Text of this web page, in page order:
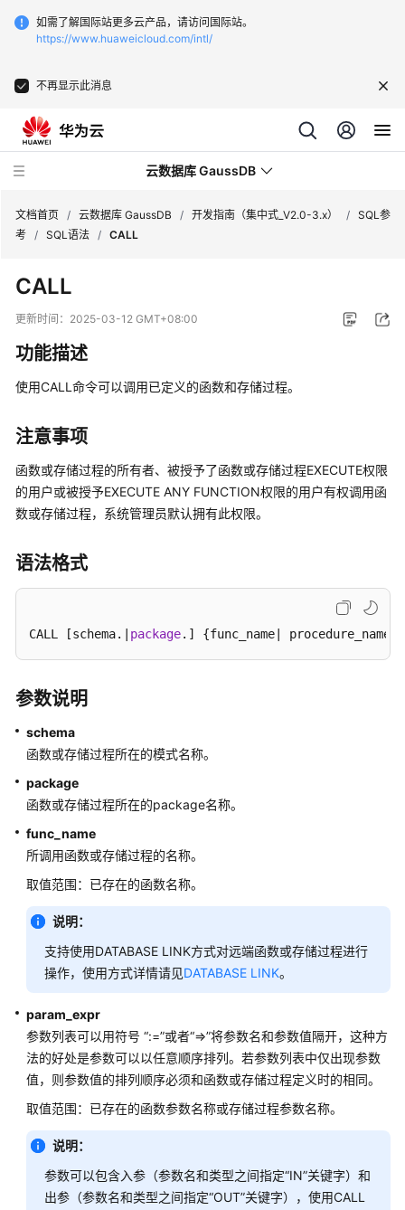
如需了解国际站更多云产品，请访问国际站。
https://www.huaweicloud.com/intl/
不再显示此消息
云数据库 GaussDB
新
动
务
告
产
品
介
计
明
速
门
用
户
南
开
指
开
指
南
（分
布
式
10.x）
开
发
文档首页 / 云数据库 GaussDB / 开发指南（集中式_V2.0-3.x） / SQL参
考 / SQL语法 / CALL
CALL
更新时间： 2025-03-12 GMT+08:00
功能描述
使用CALL命令可以调用已定义的函数和存储过程。
注意事项
函数或存储过程的所有者、被授予了函数或存储过程EXECUTE权限
的用户或被授予EXECUTE ANY FUNCTION权限的用户有权调用函
数或存储过程，系统管理员默认拥有此权限。
语法格式
CALL [schema.| package.] {func_name|
参数说明
schema
函数或存储过程所在的模式名称。
package
函数或存储过程所在的package名称。
func_name
所调用函数或存储过程的名称。
取值范围：已存在的函数名称。
说明：
支持使用DATABASE LINK方式对远端函数或存储过程进行
操作，使用方式详情请见DATABASE LINK。
param_expr
参数列表可以用符号 “:=”或者“=>”将参数名和参数值隔开，这种方
法的好处是参数可以以任意顺序排列。若参数列表中仅出现参数
值，则参数值的排列顺序必须和函数或存储过程定义时的相同。
取值范围：已存在的函数参数名称或存储过程参数名称。
说明：
参数可以包含入参（参数名和类型之间指定“IN”关键字）和
出参（参数名和类型之间指定“OUT”关键字），使用CALL